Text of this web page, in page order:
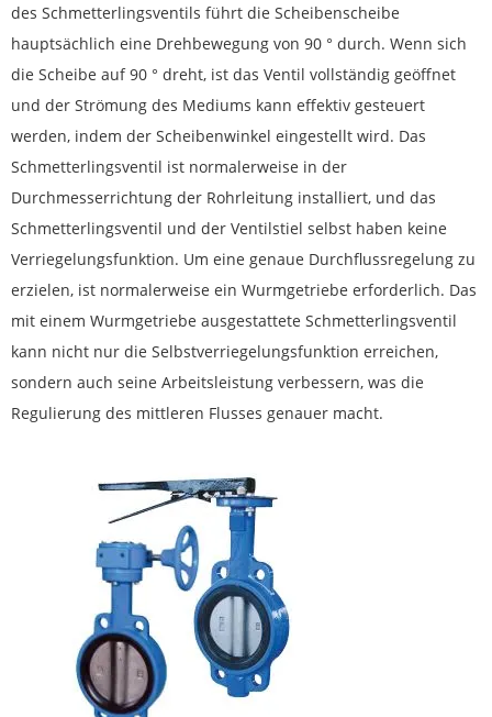
des Schmetterlingsventils führt die Scheibenscheibe
hauptsächlich eine Drehbewegung von 90 ° durch. Wenn sich
die Scheibe auf 90 ° dreht, ist das Ventil vollständig geöffnet
und der Strömung des Mediums kann effektiv gesteuert
werden, indem der Scheibenwinkel eingestellt wird. Das
Schmetterlingsventil ist normalerweise in der
Durchmesserrichtung der Rohrleitung installiert, und das
Schmetterlingsventil und der Ventilstiel selbst haben keine
Verriegelungsfunktion. Um eine genaue Durchflussregelung zu
erzielen, ist normalerweise ein Wurmgetriebe erforderlich. Das
mit einem Wurmgetriebe ausgestattete Schmetterlingsventil
kann nicht nur die Selbstverriegelungsfunktion erreichen,
sondern auch seine Arbeitsleistung verbessern, was die
Regulierung des mittleren Flusses genauer macht.